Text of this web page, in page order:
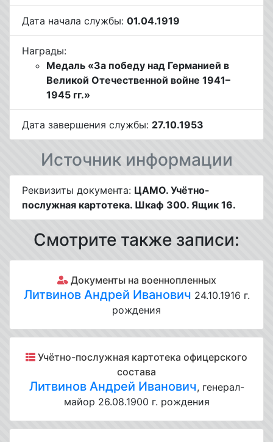
Дата начала службы: 01.04.1919
Награды:
Медаль «За победу над Германией в
Великой Отечественной войне 1941–
1945 гг.»
Дата завершения службы: 27.10.1953
Источник информации
Реквизиты документа: ЦАМО. Учётно-
послужная картотека. Шкаф 300. Ящик 16.
Смотрите также записи:
Документы на военнопленных
Литвинов Андрей Иванович 24.10.1916 г.
рождения
Учётно-послужная картотека офицерского
состава
Литвинов Андрей Иванович, генерал-
майор 26.08.1900 г. рождения